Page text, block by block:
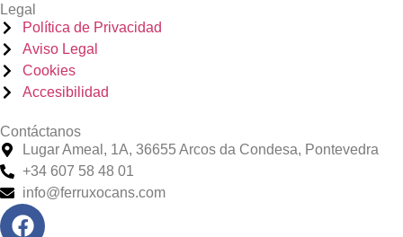
Legal
Política de Privacidad
Aviso Legal
Cookies
Accesibilidad
Contáctanos
Lugar Ameal, 1A, 36655 Arcos da Condesa, Pontevedra
+34 607 58 48 01
info@ferruxocans.com